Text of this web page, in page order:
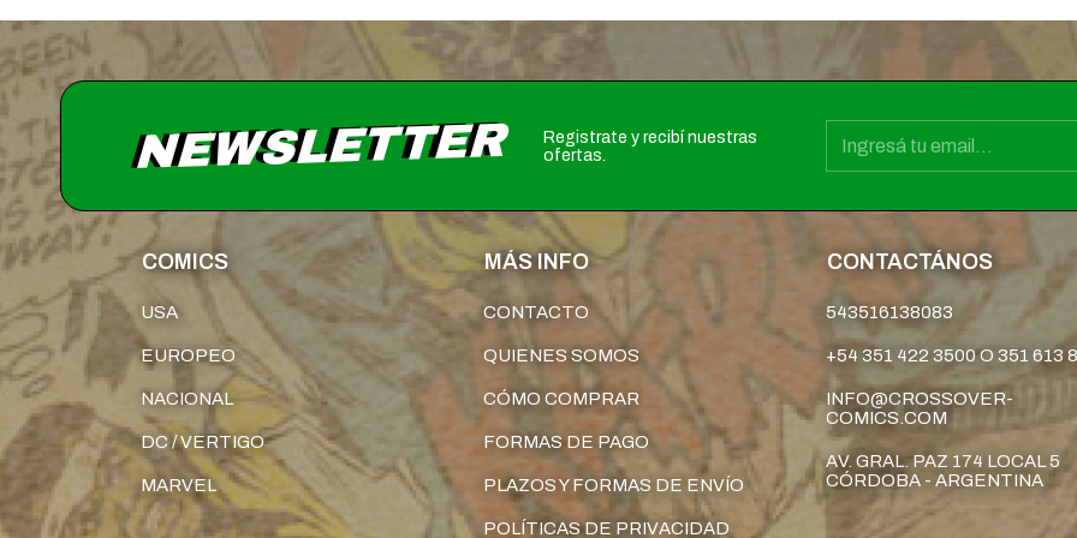
NEWSLETTER
Registrate y recibí nuestras
ofertas.
COMICS
USA
EUROPEO
NACIONAL
DC / VERTIGO
MARVEL
MÁS INFO
CONTACTO
QUIENES SOMOS
CÓMO COMPRAR
FORMAS DE PAGO
PLAZOS Y FORMAS DE ENVÍO
POLÍTICAS DE PRIVACIDAD
CONTACTÁNOS
543516138083
+54 351 422 3500 O 351 613
INFO@CROSSOVER-
COMICS.COM
AV. GRAL. PAZ 174 LOCAL 5
CÓRDOBA - ARGENTINA